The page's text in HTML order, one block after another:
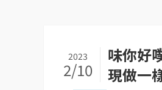
味你好
現做一
2023
2/10